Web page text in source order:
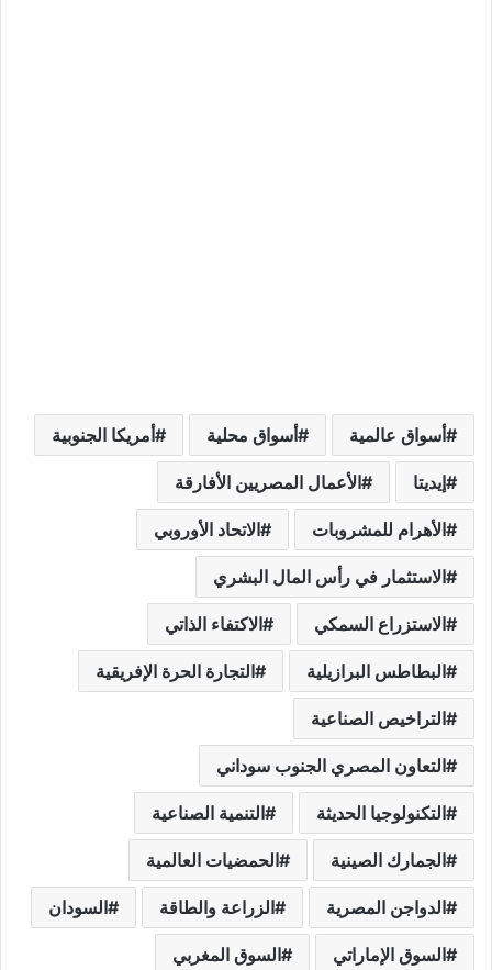
أسواق عالمية أسواق محلية أمريكا الجنوبية
إيديتا الأعمال المصريين الأفارقة
الأهرام للمشروبات الاتحاد الأوروبي
الاستثمار في رأس المال البشري
الاستزراع السمكي الاكتفاء الذاتي
البطاطس البرازيلية التجارة الحرة الإفريقية
التراخيص الصناعية
التعاون المصري الجنوب سوداني
التكنولوجيا الحديثة التنمية الصناعية
الجمارك الصينية الحمضيات العالمية
الدواجن المصرية الزراعة والطاقة السودان
السوق الإماراتي السوق المغربي